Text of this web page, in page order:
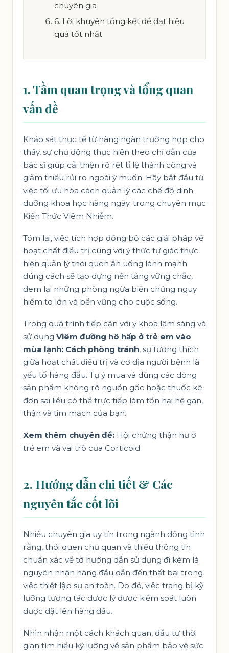
chuyên gia
6. Lời khuyên tổng kết để đạt hiệu
quả tốt nhất
1. Tầm quan trọng và tổng quan
vấn đề
Khảo sát thực tế từ hàng ngàn trường hợp cho
thấy, sự chủ động thực hiện theo chỉ dẫn của
bác sĩ giúp cải thiện rõ rệt tỉ lệ thành công và
giảm thiểu rủi ro ngoài ý muốn. Hãy bắt đầu từ
việc tối ưu hóa cách quản lý các chế độ dinh
dưỡng khoa học hàng ngày. trong chuyên mục
Kiến Thức Viêm Nhiễm.
Tóm lại, việc tích hợp đồng bộ các giải pháp về
hoạt chất điều trị cùng với ý thức tự giác thực
hiện quản lý thói quen ăn uống lành mạnh
đúng cách sẽ tạo dựng nền tảng vững chắc,
đem lại những phòng ngừa biến chứng nguy
hiểm to lớn và bền vững cho cuộc sống.
Trong quá trình tiếp cận với y khoa lâm sàng và
sử dụng Viêm đường hô hấp ở trẻ em vào
mùa lạnh: Cách phòng tránh, sự tương thích
giữa hoạt chất điều trị và cơ địa người bệnh là
yếu tố hàng đầu. Tự ý mua và dùng các dòng
sản phẩm không rõ nguồn gốc hoặc thuốc kê
đơn sai liều có thể trực tiếp làm tổn hại hệ gan,
thận và tim mạch của bạn.
Xem thêm chuyên đề: Hội chứng thận hư ở
trẻ em và vai trò của Corticoid
2. Hướng dẫn chi tiết & Các
nguyên tắc cốt lõi
Nhiều chuyên gia uy tín trong ngành đồng tình
rằng, thói quen chủ quan và thiếu thông tin
chuẩn xác về tờ hướng dẫn sử dụng đi kèm là
nguyên nhân hàng đầu dẫn đến thất bại trong
việc thiết lập sự an toàn. Do đó, việc trang bị kỹ
lưỡng tương tác dược lý được kiểm soát luôn
được đặt lên hàng đầu.
Nhìn nhận một cách khách quan, đầu tư thời
gian tìm hiểu kỹ lưỡng về sản phẩm bảo vệ sức